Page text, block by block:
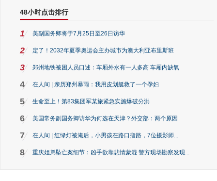
48小时点击排行
1 美副国务卿将于7月25日至26日访华
2 定了！2032年夏季奥运会主办城市为澳大利亚布里斯班
3 郑州地铁被困人员口述：车厢外水有一人多高 车厢内缺氧
4 在人间 | 亲历郑州暴雨：我用皮划艇救了一个孕妇
5 生命至上！第83集团军某旅紧急实施爆破分洪
6 美国常务副国务卿访华为何选在天津？外交部：两个原因
7 在人间 | 红绿灯被淹后，小男孩在路口指路，7位摄影师...
8 重庆姐弟坠亡案细节：凶手欲靠悲情蒙混 警方现场勘察发现...